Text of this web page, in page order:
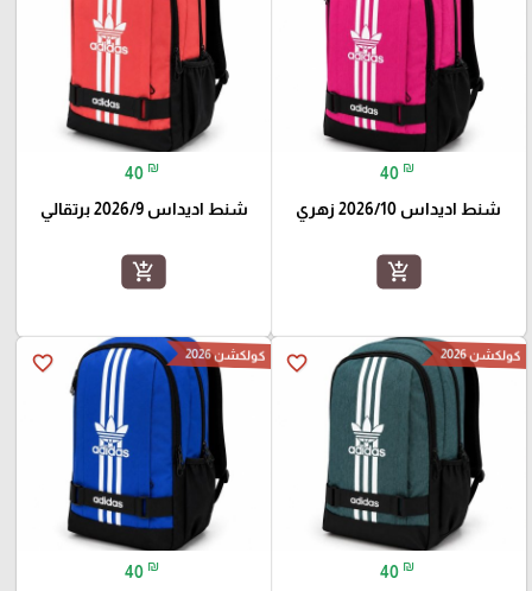
40 ₪
شنط اديداس 2026/10 زهري
add_shopping_cart
40 ₪
شنط اديداس 2026/9 برتقالي
add_shopping_cart
favorite_border كولكشن 2026
40 ₪
favorite_border كولكشن 2026
40 ₪